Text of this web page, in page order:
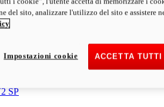
13´990
Scopri di più
15´990
SP
del sito, analizzare l'utilizzo del sito e assistere
ACCETTA
Impostazioni cookie